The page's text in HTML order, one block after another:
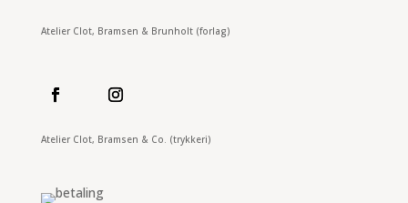
Atelier Clot, Bramsen & Brunholt (forlag)
Atelier Clot, Bramsen & Co. (trykkeri)